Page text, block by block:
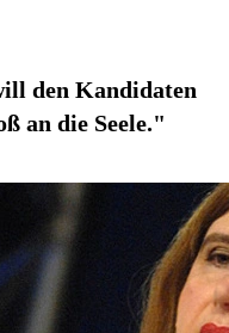
den Kandidaten
an die Seele."